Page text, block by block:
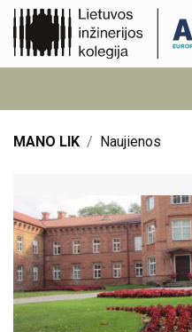
MANO LIK Naujienos